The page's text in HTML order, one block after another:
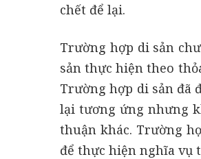
chết để lại.
Trường hợp di sản
sản thực hiện theo
Trường hợp di sản đã
lại tương ứng nhưng
thuận khác. Trường
để thực hiện nghĩa vụ